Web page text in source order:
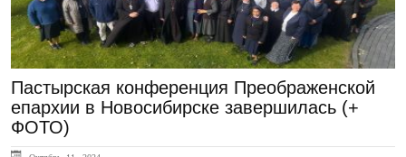
Пастырская конференция Преображенской
епархии в Новосибирске завершилась (+
ФОТО)